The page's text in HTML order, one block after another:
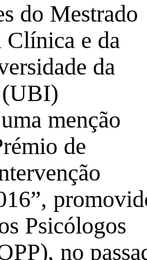
do Mestrado
Clínica e da
da
menção
de
Psicólogos
no